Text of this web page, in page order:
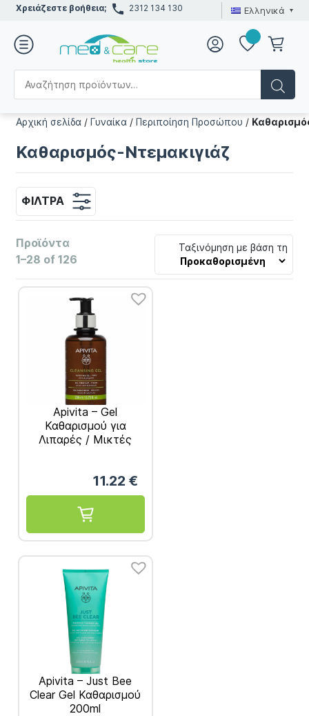
Χρειάζεστε βοήθεια; 2312 134 130 Ελληνικά
Αρχική σελίδα /Γυναίκα /Περιποίηση Προσώπου /
Καθαρισμός-Ντεμακιγιάζ
ΦΊΛΤΡΑ
Προϊόντα
1–28 of 126
Ταξινόμηση με βάση τη
Apivita – Gel
Καθαρισμού για
Λιπαρές / Μικτές
11.22 €
Apivita – Just Bee
Clear Gel Καθαρισμού
200ml